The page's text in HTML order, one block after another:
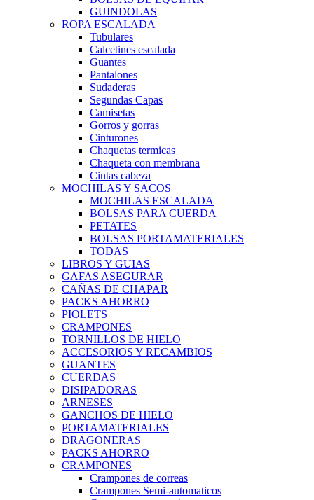
GUINDOLAS
ROPA ESCALADA
Tubulares
Calcetines escalada
Guantes
Pantalones
Sudaderas
Segundas Capas
Camisetas
Gorros y gorras
Cinturones
Chaquetas termicas
Chaqueta con membrana
Cintas cabeza
MOCHILAS Y SACOS
MOCHILAS ESCALADA
BOLSAS PARA CUERDA
PETATES
BOLSAS PORTAMATERIALES
TODAS
LIBROS Y GUIAS
GAFAS ASEGURAR
CAÑAS DE CHAPAR
PACKS AHORRO
PIOLETS
CRAMPONES
TORNILLOS DE HIELO
ACCESORIOS Y RECAMBIOS
GUANTES
CUERDAS
DISIPADORAS
ARNESES
GANCHOS DE HIELO
PORTAMATERIALES
DRAGONERAS
PACKS AHORRO
CRAMPONES
Crampones de correas
Crampones Semi-automaticos